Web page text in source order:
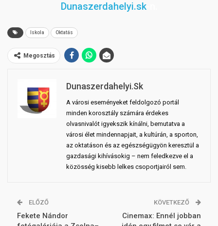
Dunaszerdahelyi.sk-n.
Iskola Oktatás
Megosztás
Dunaszerdahelyi.sk
A városi eseményeket feldolgozó portál
minden korosztály számára érdekes
olvasnivalót igyekszik kínálni, bemutatva a
városi élet mindennapjait, a kultúrán, a sporton,
az oktatáson és az egészségügyön keresztül a
gazdasági kihívásokig – nem feledkezve el a
közösség kisebb lelkes csoportjairól sem.
ELŐZŐ
Fekete Nándor
KÖVETKEZŐ
Cinemax: Ennél jobban